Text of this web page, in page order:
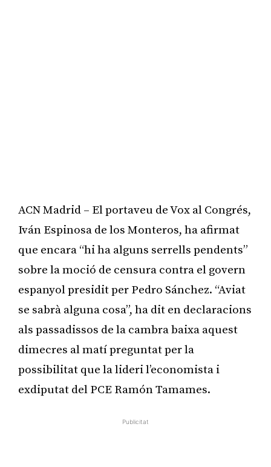
ACN Madrid – El portaveu de Vox al Congrés,
Iván Espinosa de los Monteros, ha afirmat
que encara “hi ha alguns serrells pendents”
sobre la moció de censura contra el govern
espanyol presidit per Pedro Sánchez. “Aviat
se sabrà alguna cosa”, ha dit en declaracions
als passadissos de la cambra baixa aquest
dimecres al matí preguntat per la
possibilitat que la lideri l’economista i
exdiputat del PCE Ramón Tamames.
Publicitat